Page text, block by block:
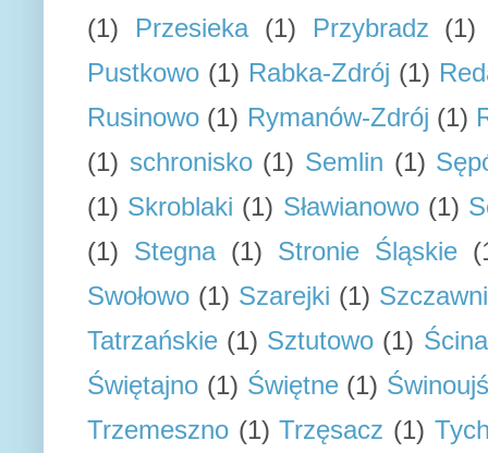
(1)
Przesieka (1) Przybradz
(1)
Pustkowo (1) Rabka-Zdrój (1)
Rusinowo (1) Rymanów-Zdrój (1)
(1) schronisko (1) Semlin (1)
(1) Skroblaki (1) Sławianowo (1)
(1)
Stegna (1) Stronie Śląskie
Swołowo (1) Szarejki (1)
Tatrzańskie (1) Sztutowo (1)
Świętajno (1) Świętne (1)
Trzemeszno (1) Trzęsacz (1)